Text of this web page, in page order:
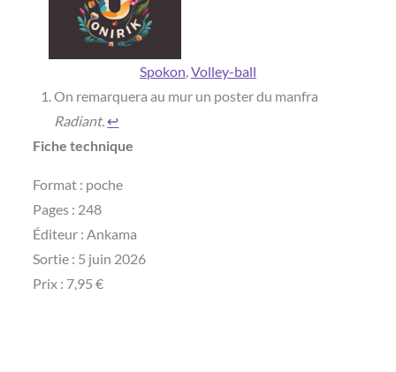
Spokon Volley-ball
On remarquera au mur un poster du manfra
Radiant. ↩︎
Fiche technique
Format : poche
Pages : 248
Éditeur : Ankama
Sortie : 5 juin 2026
Prix : 7,95 €